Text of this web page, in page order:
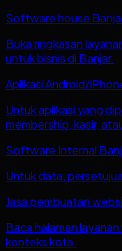
Software house
Buka ringkasan
untuk bisnis di Banjar.
Aplikasi Android/
Untuk aplikasi yang
membership, kasir,
Software Internal
Untuk data,
Jasa pembuatan
Baca halaman
konteks kota.